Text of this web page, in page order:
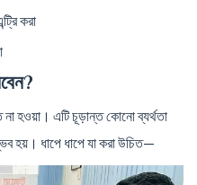
করা
হওয়া। এটি চূড়ান্ত কোনো ব্যর্থতা
হয়। ধাপে ধাপে যা করা উচিত—